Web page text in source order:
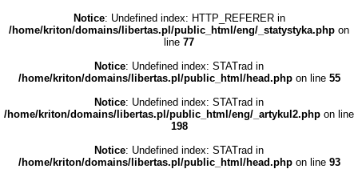
Notice: Undefined index: HTTP_REFERER in
/home/kriton/domains/libertas.pl/public_html/eng/_statystyka.php on
line 77
Notice: Undefined index: STATrad in
/home/kriton/domains/libertas.pl/public_html/head.phpon line 55
Notice: Undefined index: STATrad in
/home/kriton/domains/libertas.pl/public_html/eng/_artykul2.php on line
198
Notice: Undefined index: STATrad in
/home/kriton/domains/libertas.pl/public_html/head.phpon line 93